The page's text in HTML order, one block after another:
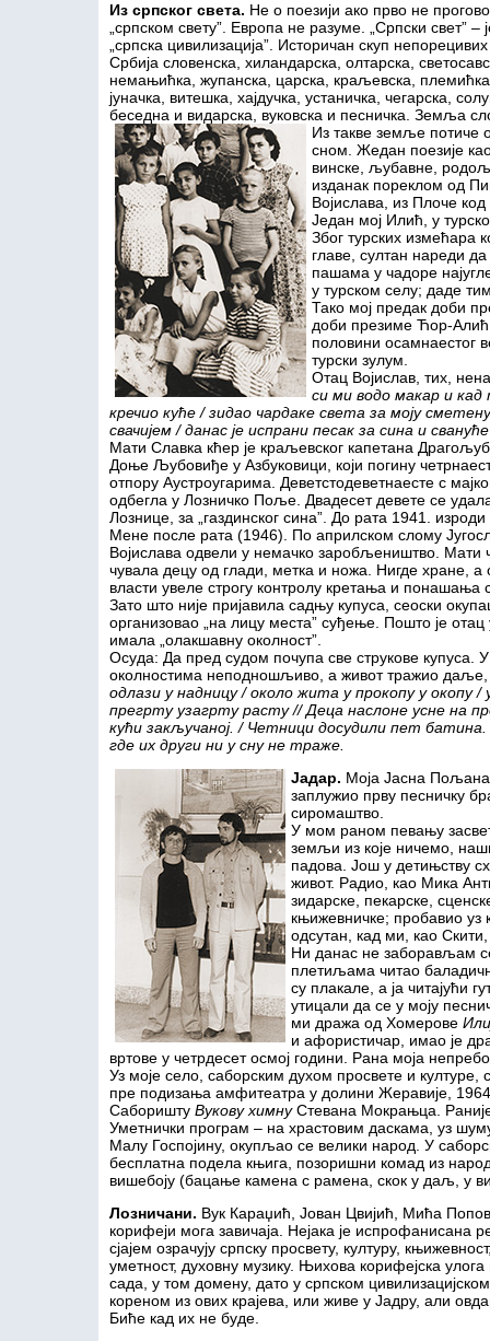
Из српског света. Не о поезији ако прво не
„српском свету”. Европа не разуме. „Српски свет” –
„српска цивилизација”. Историчан скуп
Србија словенска, хиландарска, олтарска,
немањићка, жупанска, царска, краљевска,
јуначка, витешка, хајдучка, устаничка, чегарска,
беседна и видарска, вуковска и песничка. Земља
Из такве земље потиче
сном. Жедан поезије
винске, љубавне,
изданак пореклом од
Војислава, из Плоче
Један мој Илић, у
Због турских измећара
главе, султан нареди
пашама у чадоре
у турском селу; даде
Тако мој предак доби
доби презиме Ћор-
половини осамнаестог
турски зулум.
Отац Војислав, тих,
си ми водо макар и кад
кречио куће / зидао чардаке света за моју
свачијем / данас је испрани песак за сина и свануће
Мати Славка кћер је краљевског капетана
Доње Љубовиђе у Азбуковици, који погину
отпору Аустроугарима. Деветстодеветнаесте с
одбегла у Лозничко Поље. Двадесет девете се
Лознице, за „газдинског сина”. До рата 1941.
Мене после рата (1946). По априлском слому
Војислава одвели у немачко заробљеништво. Мати
чувала децу од глади, метка и ножа. Нигде хране, а
власти увеле строгу контролу кретања и понашања
Зато што није пријавила садњу купуса, сеоски
организовао „на лицу места” суђење. Пошто је
имала „олакшавну околност”.
Осуда: Да пред судом почупа све струкове купуса.
околностима неподношљиво, а живот тражио
одлази у надницу / около жита у прокопу у окопу /
прегрту узагрту расту // Деца наслоне усне на
кући закључаној./ Четници досудили пет батина.
где их други ни у сну не траже.
Јадар. Моја Јасна Пољана.
заплужио прву песничку
сиромаштво.
У мом раном певању
земљи из које ничемо,
падова. Још у детињству
живот. Радио, као Мика
зидарске, пекарске,
књижевничке; пробавио
одсутан, кад ми, као Скити,
Ни данас не заборављам
плетиљама читао
су плакале, а ја читајући
утицали да се у моју
ми дража од Хомерове
и афористичар, имао је
вртове у четрдесет осмој години. Рана моја
Уз моје село, саборским духом просвете и
пре подизања амфитеатра у долини Жеравије,
Саборишту Вукову химнуСтевана Мокрањца.
Уметнички програм – на храстовим даскама, уз
Малу Госпојину, окупљао се велики народ. У
бесплатна подела књига, позоришни комад из
вишебоју (бацање камена с рамена, скок у даљ, у
Лозничани. Вук Караџић, Јован Цвијић, Мића
корифеји мога завичаја. Нејака је испрофанисана
сјајем озрачују српску просвету, културу,
уметност, духовну музику. Њихова корифејска
сада, у том домену, дато у српском
кореном из ових крајева, или живе у Јадру, али
Биће кад их не буде.